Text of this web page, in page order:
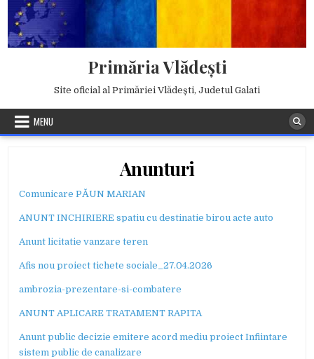
content
Primăria Vlădești
Site oficial al Primăriei Vlădești, Judetul Galati
MENU
Anunturi
Comunicare PĂUN MARIAN
ANUNT INCHIRIERE spatiu cu destinatie birou acte auto
Anunt licitatie vanzare teren
Afis nou proiect tichete sociale_27.04.2026
ambrozia-prezentare-si-combatere
ANUNT APLICARE TRATAMENT RAPITA
Anunt public decizie emitere acord mediu proiect Infiintare
sistem public de canalizare